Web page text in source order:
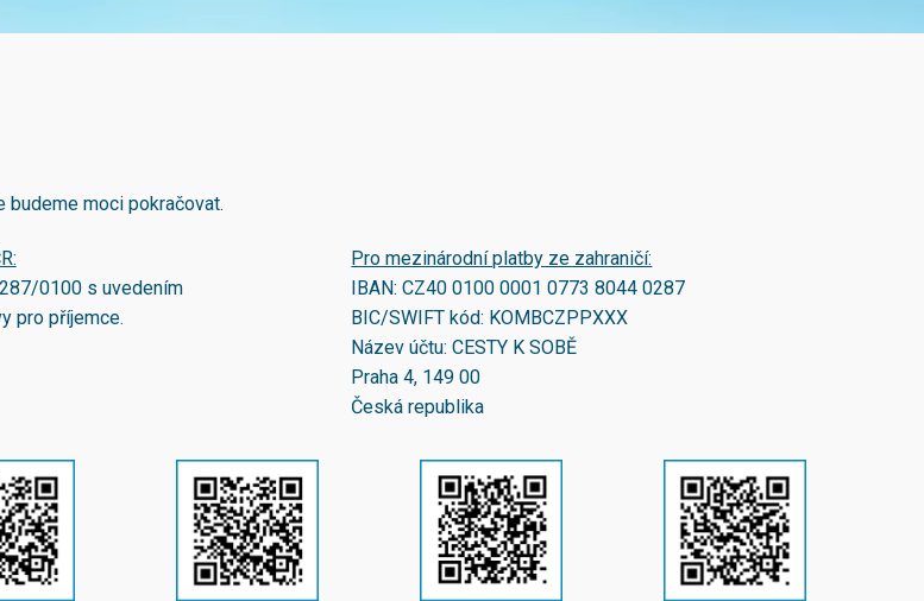
budeme moci pokračovat.
0100s uvedením
pro příjemce.
Pro mezinárodní platby ze zahraničí:
IBAN:CZ40 0100 0001 0773 8044 0287
BIC/SWIFT kód: KOMBCZPPXXX
Název účtu: CESTY K SOBĚ
Praha 4, 149 00
Česká republika